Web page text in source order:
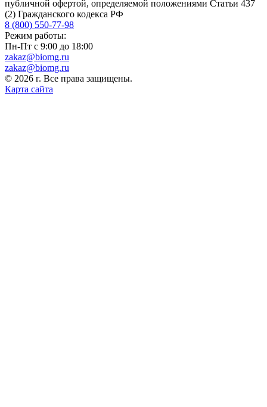
публичной офертой, определяемой положениями Статьи 437
(2) Гражданского кодекса РФ
8 (800) 550-77-98
Режим работы:
Пн-Пт с 9:00 до 18:00
zakaz@biomg.ru
zakaz@biomg.ru
© 2026 г. Все права защищены.
Карта сайта